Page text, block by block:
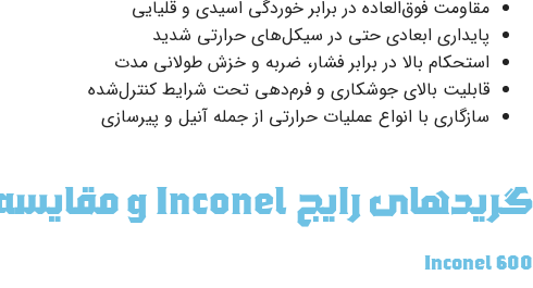
مقاومت فوق‌العاده در برابر خوردگی اسیدی و قلیایی
پایداری ابعادی حتی در سیکل‌های حرارتی شدید
استحکام بالا در برابر فشار، ضربه و خزش طولانی مدت
قابلیت بالای جوشکاری و فرم‌دهی تحت شرایط کنترل‌شده
سازگاری با انواع عملیات حرارتی از جمله آنیل و پیرسازی
گریدهای رایج Inconel و مقایسه آن‌ها
Inconel 600